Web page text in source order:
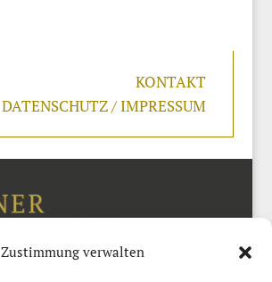
Zustimmung verwalten
KONTAKT
DATENSCHUTZ / IMPRESSUM